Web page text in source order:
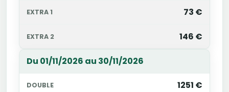
73 €
146 €
Du 01/11/2026 au 30/11/2026
1251 €